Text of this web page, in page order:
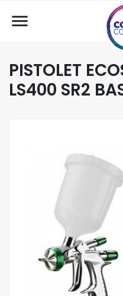

PISTOLET
LS400 SR2